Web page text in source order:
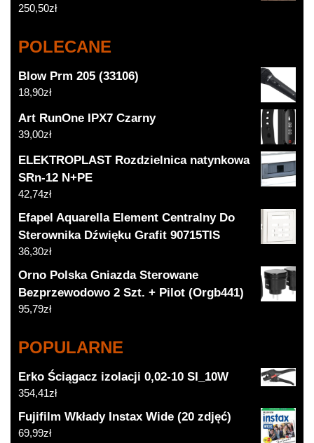
250,50zł
POLECANE
Blow Prm 205 (33106)
18,90zł
Art RunOne IPX7 Czarny
39,00zł
ELEKTROPLAST Rozdzielnica natynkowa
SRn-12 N+PE
42,74zł
Efapel Aquarella Element Centralny Do
Sterownika Dźwięku Grafit 90715TIS
36,30zł
Orno Polska Gniazda Sterowane
Bezprzewodowo 2 Szt. + Pilot (Orgb441)
95,79zł
POPULARNE
Erko Ściągacz izolacji 0,02-10 SI_10W
354,41zł
Fujifilm Wkłady Instax Wide (20 zdjęć)
69,99zł